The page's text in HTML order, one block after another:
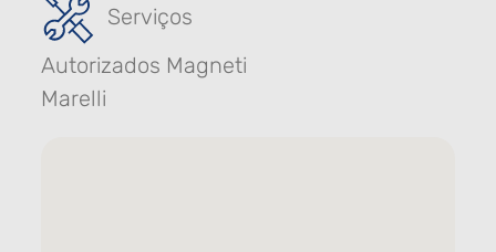
Serviços
Autorizados Magneti
Marelli